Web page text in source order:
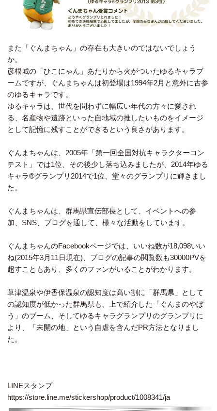
また「ぐんまちゃん」の存在も大きいのではないでしょう
か。
彦根城の「ひこにゃん」あたりから火がついたゆるキャラブ
ームですが、ぐんまちゃんは初登場は1994年2月と意外に古参
のゆるキャラです。
ゆるキャラは、世代を問わずに幅広い年代の方々に愛され
る、名産物や遺跡といった自地域の推したいものをイメージ
として記憶に残すことができるという良さがあります。
ぐんまちゃんは、2005年「第一回全国対抗キャラクターコン
テスト」では1位、その後少し落ち込みましたが、2014年ゆる
キャラ®グランプリ2014で1位、堂々のグランプリに輝きまし
た。
ぐんまちゃんは、群馬県宣伝部長として、イベントへの参
加、SNS、ブログを通して、様々な活動をしています。
ぐんまちゃんのFacebookページでは、いいね数が18,098いい
ね(2015年3月11日現在)、ブログの記事の閲覧数も30000PVを
超すこともあり、多くのファンがいることがわかります。
草津温泉や伊香保温泉の認知度は高い割に「群馬県」として
の認知度が低かった群馬県も、上で紹介した「ぐんまのやぼ
う」のブーム、そしてゆるキャラグランプリのグランプリに
より、「未開の地」という自虐を含んだPR方法となりまし
た。
LINEスタンプ
https://store.line.me/stickershop/product/1008341/ja